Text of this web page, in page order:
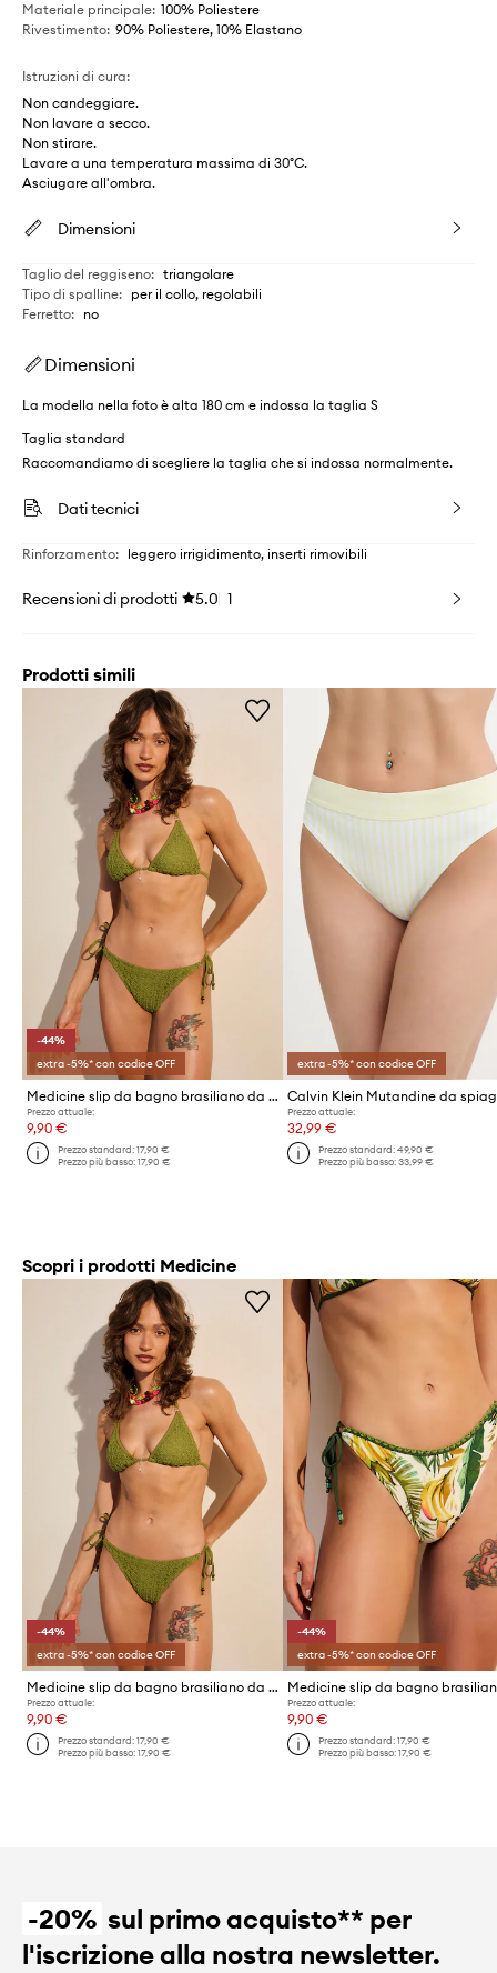
Materiale principale: 100% Poliestere
Rivestimento: 90% Poliestere, 10% Elastano
Istruzioni di cura:
Non candeggiare.
Non lavare a secco.
Non stirare.
Lavare a una temperatura massima di 30°C.
Asciugare all'ombra.
Dimensioni
Taglio del reggiseno: triangolare
Tipo di spalline: per il collo, regolabili
Ferretto: no
Dimensioni
La modella nella foto è alta 180 cm e indossa la taglia S
Taglia standard
Raccomandiamo di scegliere la taglia che si indossa normalmente.
Dati tecnici
Rinforzamento: leggero irrigidimento, inserti rimovibili
Recensioni di prodotti 5.0 1
Prodotti simili
-44%
extra -5%* con codice OFF
Medicine slip da bagno brasiliano da donna
Prezzo attuale:
9,90 €
Prezzo standard:17,90 €
Prezzo più basso:17,90 €
extra -5%* con codice OFF
Prezzo attuale:
32,99 €
Prezzo standard: 49,90 €
Prezzo più basso: 33,99 €
Scopri i prodotti Medicine
-44%
extra -5%* con codice OFF
Medicine slip da bagno brasiliano da donna
Prezzo attuale:
9,90 €
Prezzo standard:17,90 €
Prezzo più basso:17,90 €
-44%
extra -5%* con codice OFF
Prezzo attuale:
9,90 €
Prezzo standard: 17,90 €
Prezzo più basso: 17,90 €
-20% sul primo acquisto** per
l'iscrizione alla nostra newsletter.